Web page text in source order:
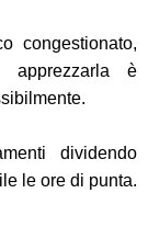
congestionato,
apprezzarla è
dividendo
le ore di punta.